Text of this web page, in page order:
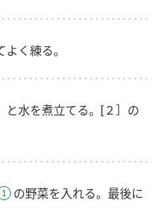
く練る。
と水を煮立てる。[２］の
の野菜を入れる。最後に